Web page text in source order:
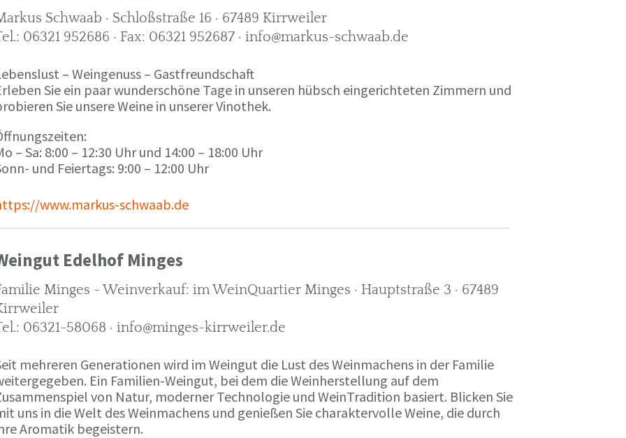
Schwaab · Schloßstraße 16 · 67489 Kirrweiler
06321 952686 · Fax: 06321 952687 · info@markus-schwaab.de
– Weingenuss – Gastfreundschaft
Sie ein paar wunderschöne Tage in unseren hübsch eingerichteten Zimmern und
Sie unsere Weine in unserer Vinothek.
– Sa: 8:00 – 12:30 Uhr und 14:00 – 18:00 Uhr
und Feiertags: 9:00 – 12:00 Uhr
www.markus-schwaab.de
Edelhof Minges
Minges - Weinverkauf: im WeinQuartier Minges · Hauptstraße 3 · 67489
06321-58068 · info@minges-kirrweiler.de
mehreren Generationen wird im Weingut die Lust des Weinmachens in der Familie
Ein Familien-Weingut, bei dem die Weinherstellung auf dem
von Natur, moderner Technologie und WeinTradition basiert. Blicken Sie
uns in die Welt des Weinmachens und genießen Sie charaktervolle Weine, die durch
Aromatik begeistern.